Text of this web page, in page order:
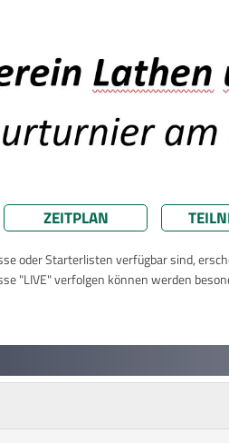
ZEITPLAN
oder Starterlisten verfügbar sind,
"LIVE" verfolgen können werden